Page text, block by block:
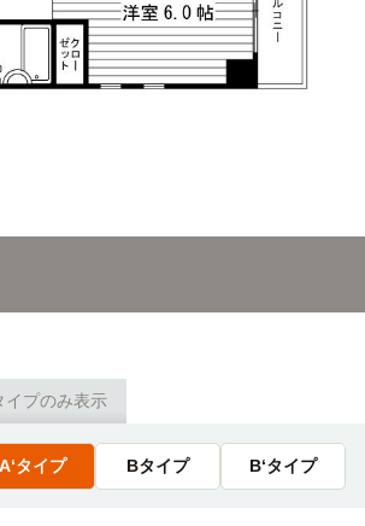
山電鉄鞍馬線12分）→「京都精華大学
ンパス)
44分
寺」→(叡山電鉄6分)→「出町柳」→(京阪
前深草駅」→(徒歩7分)
その他
イプのみ表示
A‘タイプ Bタイプ B‘タイプ